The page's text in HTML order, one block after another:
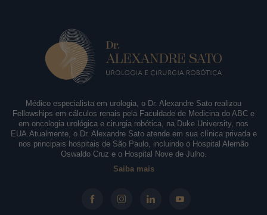
Médico especialista em urologia, o Dr. Alexandre Sato realizou
Fellowships em cálculos renais pela Faculdade de Medicina do ABC e
em oncologia urológica e cirurgia robótica, na Duke University, nos
EUA.Atualmente, o Dr. Alexandre Sato atende em sua clínica privada e
nos principais hospitais de São Paulo, incluindo o Hospital Alemão
Oswaldo Cruz e o Hospital Nove de Julho.
Saiba mais